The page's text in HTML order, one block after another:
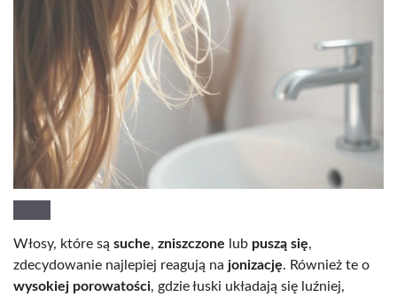
Włosy, które są suche, zniszczone lub puszą się,
zdecydowanie najlepiej reagują na jonizację. Również te o
wysokiej porowatości, gdzie łuski układają się luźniej,